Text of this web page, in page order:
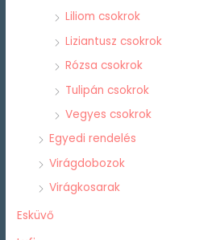
Liliom csokrok
Liziantusz csokrok
Rózsa csokrok
Tulipán csokrok
Vegyes csokrok
Egyedi rendelés
Virágdobozok
Virágkosarak
Esküvő